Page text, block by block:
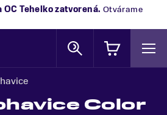
OC Tehelkozatvorená. Otvárame
Color